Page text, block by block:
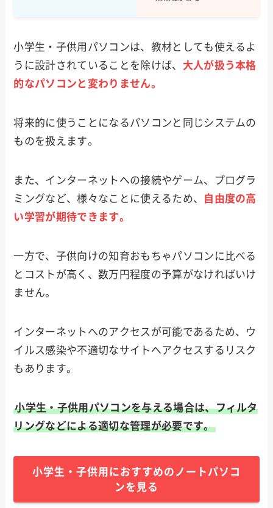
小学生・子供用パソコンは、教材としても使えるよ
うに設計されていることを除けば、 大人が扱う本格
的なパソコンと変わりません。
将来的に使うことになるパソコンと同じシステムの
ものを扱えます。
また、インターネットへの接続やゲーム、プログラ
ミングなど、様々なことに使えるため、
自由度の高
い学習が期待できます。
一方で、子供向けの知育おもちゃパソコンに比べる
とコストが高く、数万円程度の予算がなければいけ
ません。
インターネットへのアクセスが可能であるため、ウ
イルス感染や不適切なサイトへアクセスするリスク
もあります。
小学生・子供用パソコンを与える場合は、フィルタ
リングなどによる適切な管理が必要です。
小学生・子供用におすすめのノートパソコ
ンを見る